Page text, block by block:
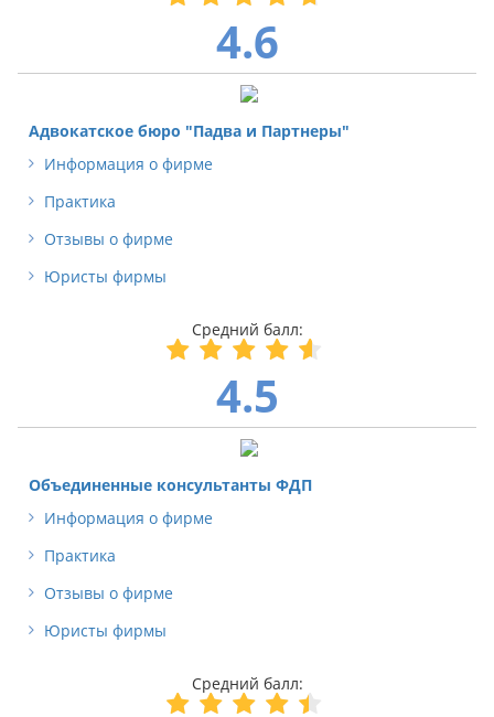
4.6
Адвокатское бюро "Падва и Партнеры"
Информация о фирме
Практика
Отзывы о фирме
Юристы фирмы
4.5
Объединенные консультанты ФДП
Информация о фирме
Практика
Отзывы о фирме
Юристы фирмы